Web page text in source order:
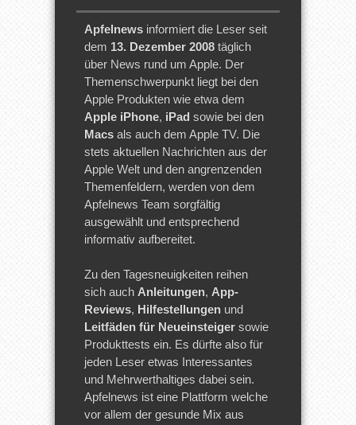
Apfelnews informiert die Leser seit
dem 13. Dezember 2008 täglich
über News rund um Apple. Der
Themenschwerpunkt liegt bei den
Apple Produkten wie etwa dem
Apple iPhone, iPad sowie bei den
Macs als auch dem Apple TV. Die
stets aktuellen Nachrichten aus der
Apple Welt und den angrenzenden
Themenfeldern, werden von dem
Apfelnews Team sorgfältig
ausgewählt und entsprechend
informativ aufbereitet.
Zu den Tagesneuigkeiten reihen
sich auch Anleitungen, App-
Reviews, Hilfestellungen und
Leitfäden für Neueinsteiger sowie
Produkttests ein. Es dürfte also für
jeden Leser etwas Interessantes
und Mehrwerthaltiges dabei sein.
Apfelnews ist eine Plattform welche
vor allem der gesunde Mix aus